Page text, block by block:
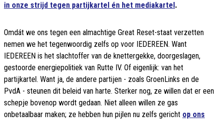
in onze strijd tegen partijkartel én het mediakartel .
Omdát we ons tegen een almachtige Great Reset-staat verzetten
nemen we het tegenwoordig zelfs op voor IEDEREEN. Want
IEDEREEN is het slachtoffer van de knettergekke, doorgeslagen,
gestoorde energiepolitiek van Rutte IV. Of eigenlijk: van het
partijkartel. Want ja, de andere partijen - zoals GroenLinks en de
PvdA - steunen dit beleid van harte. Sterker nog, ze willen dat er een
schepje bovenop wordt gedaan. Niet alleen willen ze gas
onbetaalbaar maken; ze hebben hun pijlen nu zelfs gericht op ons